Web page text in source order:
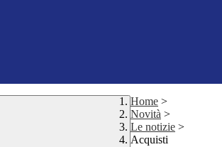
Home >
Novità >
Le notizie >
Acquisti